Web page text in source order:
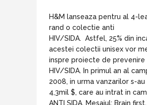
H&M lanseaza pentru al 4-
rand o colectie anti
HIV/SIDA. Astfel, 25% din
acestei colectii unisex vor
inspre proiecte de prevenire
HIV/SIDA. In primul an al
2008, in urma vanzarilor s-au
4,3mil $, care au intrat in
ANTI SIDA. Mesajul: Brain